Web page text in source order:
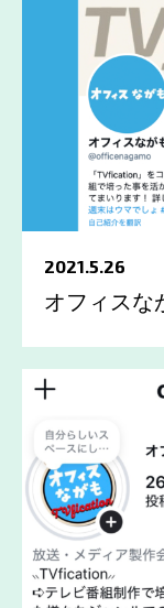
2021.5.26
オフィスな